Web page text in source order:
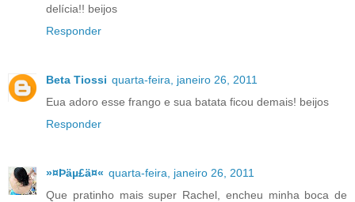
delícia!! beijos
Responder
Beta Tiossi quarta-feira, janeiro 26, 2011
Eua adoro esse frango e sua batata ficou demais! beijos
Responder
»¤Þäµ£ä¤« quarta-feira, janeiro 26, 2011
Que pratinho mais super Rachel, encheu minha boca de